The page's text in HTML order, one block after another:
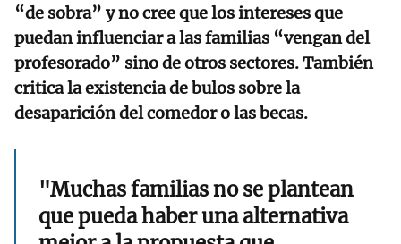
“de sobra” y no cree que los intereses que
puedan influenciar a las familias “vengan del
profesorado” sino de otros sectores. También
critica la existencia de bulos sobre la
desaparición del comedor o las becas.
"Muchas familias no se plantean
que pueda haber una alternativa